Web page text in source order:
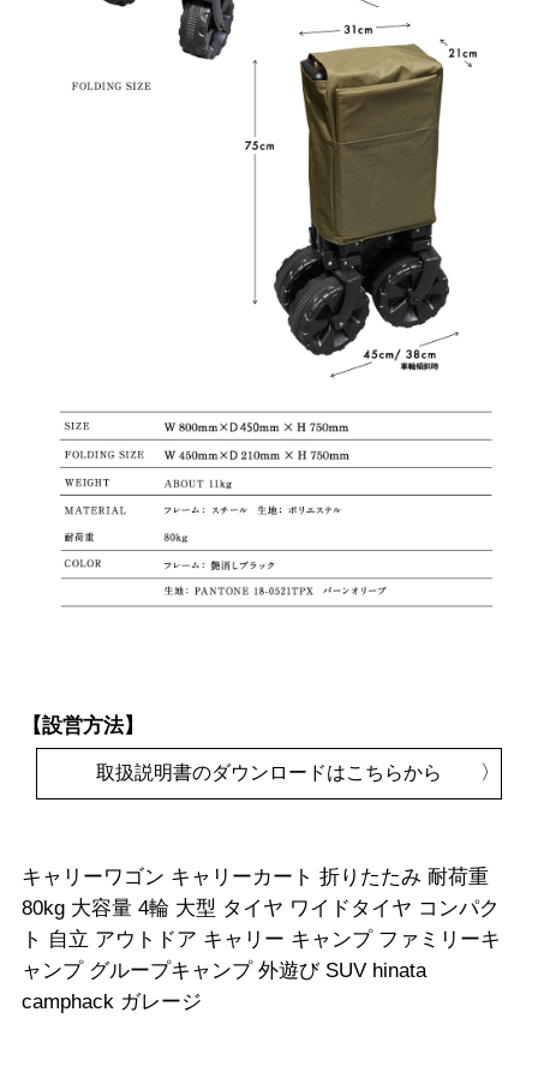
【設営方法】
取扱説明書のダウンロードはこちらから
キャリーワゴン キャリーカート 折りたたみ 耐荷重
80kg 大容量 4輪 大型 タイヤ ワイドタイヤ コンパク
ト 自立 アウトドア キャリー キャンプ ファミリーキ
ャンプ グループキャンプ 外遊び SUV hinata
camphack ガレージ